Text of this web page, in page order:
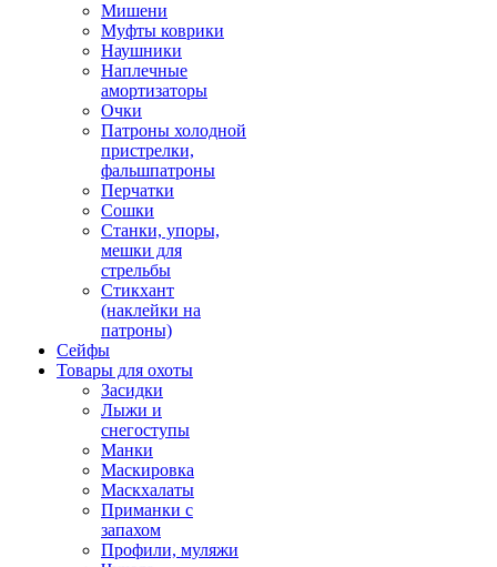
Мишени
Муфты коврики
Наушники
Наплечные
амортизаторы
Очки
Патроны холодной
пристрелки,
фальшпатроны
Перчатки
Сошки
Станки, упоры,
мешки для
стрельбы
Стикхант
(наклейки на
патроны)
Сейфы
Товары для охоты
Засидки
Лыжи и
снегоступы
Манки
Маскировка
Маскхалаты
Приманки с
запахом
Профили, муляжи